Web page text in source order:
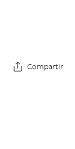
Compartir